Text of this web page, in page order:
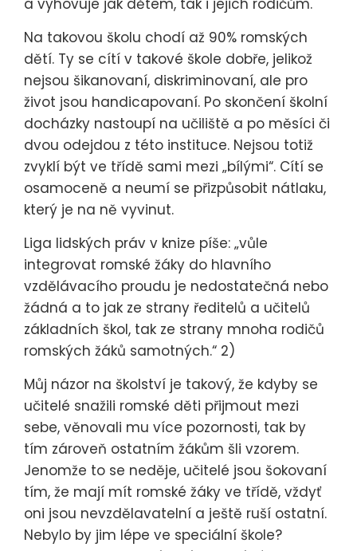
a vyhovuje jak dětem, tak i jejich rodičům.
Na takovou školu chodí až 90% romských
dětí. Ty se cítí v takové škole dobře, jelikož
nejsou šikanovaní, diskriminovaní, ale pro
život jsou handicapovaní. Po skončení školní
docházky nastoupí na učiliště a po měsíci či
dvou odejdou z této instituce. Nejsou totiž
zvyklí být ve třídě sami mezi „bílými“. Cítí se
osamoceně a neumí se přizpůsobit nátlaku,
který je na ně vyvinut.
Liga lidských práv v knize píše: „vůle
integrovat romské žáky do hlavního
vzdělávacího proudu je nedostatečná nebo
žádná a to jak ze strany ředitelů a učitelů
základních škol, tak ze strany mnoha rodičů
romských žáků samotných.“ 2)
Můj názor na školství je takový, že kdyby se
učitelé snažili romské děti přijmout mezi
sebe, věnovali mu více pozornosti, tak by
tím zároveň ostatním žákům šli vzorem.
Jenomže to se neděje, učitelé jsou šokovaní
tím, že mají mít romské žáky ve třídě, vždyť
oni jsou nevzdělavatelní a ještě ruší ostatní.
Nebylo by jim lépe ve speciální škole?